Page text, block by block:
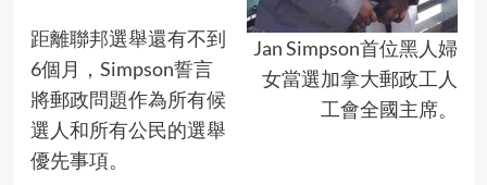
Jan Simpson首位黑人婦
女當選加拿大郵政工人
工會全國主席。
距離聯邦選舉還有不到
6個月，Simpson誓言
將郵政問題作為所有候
選人和所有公民的選舉
優先事項。